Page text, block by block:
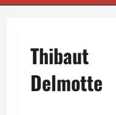
Thibaut
Delmotte